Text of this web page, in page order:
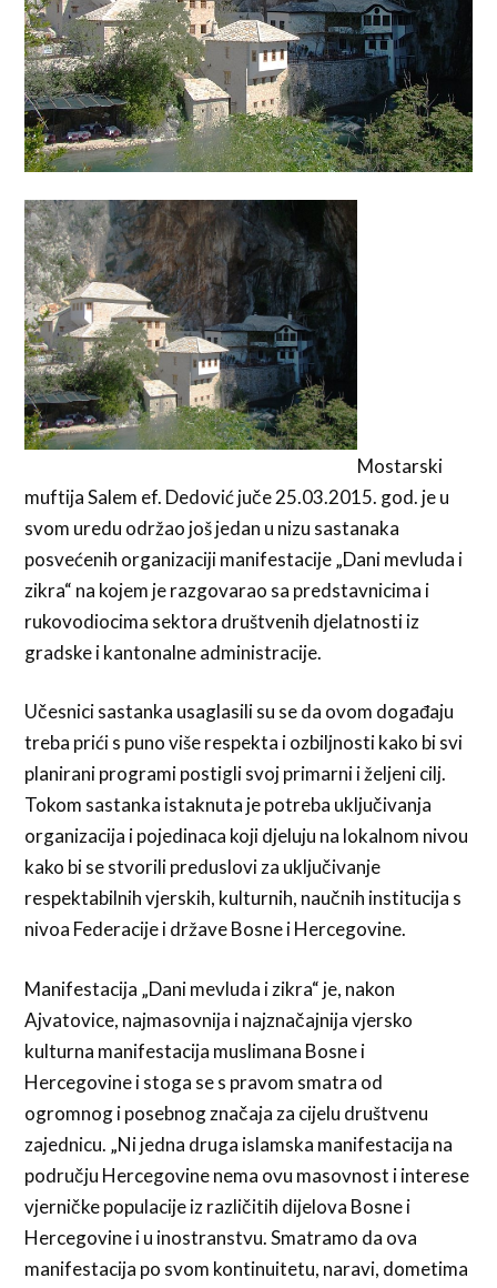
Mostarski
muftija Salem ef. Dedović juče 25.03.2015. god. je u
svom uredu održao još jedan u nizu sastanaka
posvećenih organizaciji manifestacije „Dani mevluda i
zikra“ na kojem je razgovarao sa predstavnicima i
rukovodiocima sektora društvenih djelatnosti iz
gradske i kantonalne administracije.
Učesnici sastanka usaglasili su se da ovom događaju
treba prići s puno više respekta i ozbiljnosti kako bi svi
planirani programi postigli svoj primarni i željeni cilj.
Tokom sastanka istaknuta je potreba uključivanja
organizacija i pojedinaca koji djeluju na lokalnom nivou
kako bi se stvorili preduslovi za uključivanje
respektabilnih vjerskih, kulturnih, naučnih institucija s
nivoa Federacije i države Bosne i Hercegovine.
Manifestacija „Dani mevluda i zikra“ je, nakon
Ajvatovice, najmasovnija i najznačajnija vjersko
kulturna manifestacija muslimana Bosne i
Hercegovine i stoga se s pravom smatra od
ogromnog i posebnog značaja za cijelu društvenu
zajednicu. „Ni jedna druga islamska manifestacija na
području Hercegovine nema ovu masovnost i interese
vjerničke populacije iz različitih dijelova Bosne i
Hercegovine i u inostranstvu. Smatramo da ova
manifestacija po svom kontinuitetu, naravi, dometima